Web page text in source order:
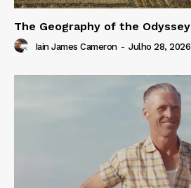
The Geography of the Odyssey
Iain James Cameron - Julho 28, 2026